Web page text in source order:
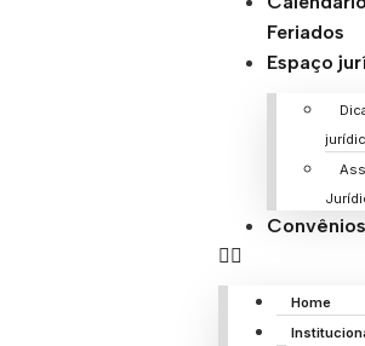
Feriados
Espaço
Convênios
Home